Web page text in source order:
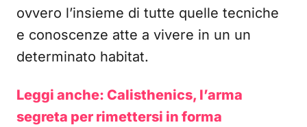
ovvero l’insieme di tutte quelle tecniche
e conoscenze atte a vivere in un un
determinato habitat.
Leggi anche: Calisthenics, l’arma
segreta per rimettersi in forma